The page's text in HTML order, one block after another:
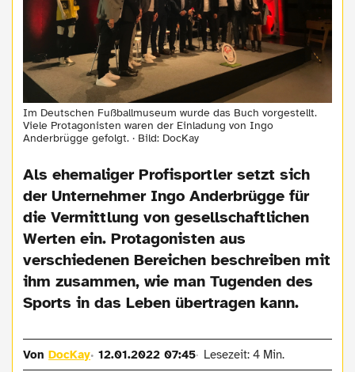
Im Deutschen Fußballmuseum wurde das Buch vorgestellt.
Viele Protagonisten waren der Einladung von Ingo
Anderbrügge gefolgt. · Bild: DocKay
Als ehemaliger Profisportler setzt sich
der Unternehmer Ingo Anderbrügge für
die Vermittlung von gesellschaftlichen
Werten ein. Protagonisten aus
verschiedenen Bereichen beschreiben mit
ihm zusammen, wie man Tugenden des
Sports in das Leben übertragen kann.
VonDocKay 12.01.2022 07:45 Lesezeit: 4 Min.